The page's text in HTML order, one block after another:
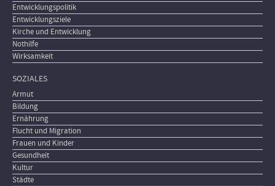
Entwicklungspolitik
Entwicklungsziele
Kirche und Entwicklung
Nothilfe
Wirksamkeit
SOZIALES
Armut
Bildung
Ernährung
Flucht und Migration
Frauen und Kinder
Gesundheit
Kultur
Städte